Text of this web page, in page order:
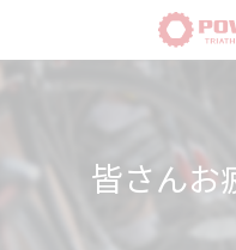
皆さんお